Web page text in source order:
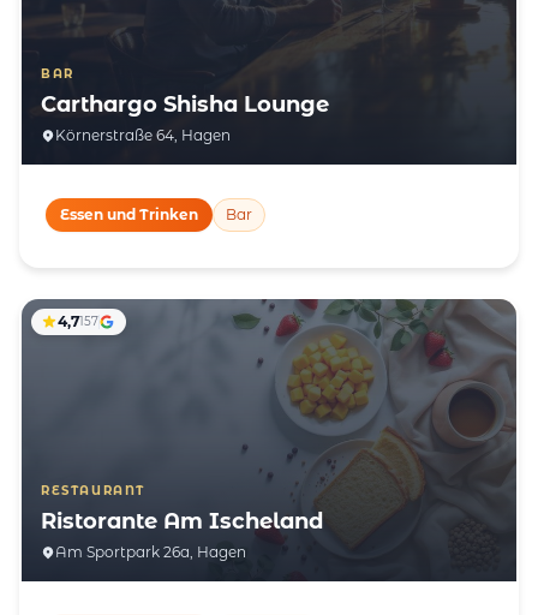
BAR
Carthargo Shisha Lounge
Körnerstraße 64, Hagen
Essen und Trinken Bar
RESTAURANT
Ristorante Am Ischeland
Am Sportpark 26a, Hagen
4,7157